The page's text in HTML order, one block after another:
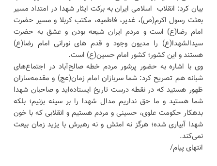
بیان کرد: انقلاب اسلامی ایران به برکت ایثار شهدا در امتداد مسیر
بعثت رسول اکرم(ص)، غدیر، فاطمیه، مکتب کربلا و مسیر حضرت
امام رضا(ع) است و مردم ایران شیعه بودن و عشق به حضرت
سیدالشهدا(ع) را مدیون وجود و قدم های نورانی امام رضا(ع)
هستند و این کشور؛ کشور امام حسین(ع) است.
وی با اشاره به حضور پرشور مردم خطه صالح‌آباد در اجتماع‌های
شبانه هم تصریح کرد: شما سربازان امام زمان(عج) و مقدمه‌سازان
ظهور هستید که در نقطه درست تاریخ ایستاده‌اید و صاحبان شهدا
شما هستید و ما حق نداریم مدال شهدا را بر سینه بزنیم؛ بلکه
بدهکار حکومت علوی، حسینی و مردم هستیم و انقلابی که با خون
شهدا آبیاری شده؛ هرگز نه امتش و نه رهبرش با یزید زمان بیعت
نمی‌کند.
انتهای پیام/